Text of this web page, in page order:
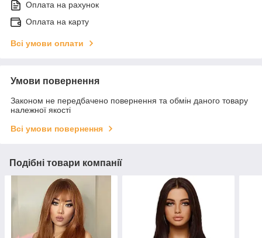
Оплата на рахунок
Оплата на карту
Всі умови оплати
Умови повернення
Законом не передбачено повернення та обмін даного товару
належної якості
Всі умови повернення
Подібні товари компанії